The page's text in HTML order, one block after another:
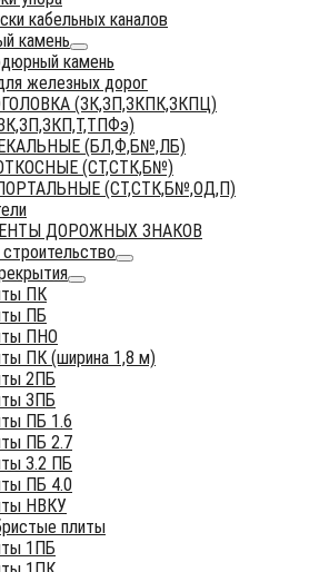
кабельных каналов
камень
камень
железных дорог
(ЗК,ЗП,ЗКПК,ЗКПЦ)
(БЛ,Ф,Б№,ЛБ)
(СТ,СТК,Б№)
(СТ,СТК,Б№,ОД,П)
ДОРОЖНЫХ ЗНАКОВ
ПК
ПБ
ПНО
ПК (ширина 1,8 м)
2ПБ
3ПБ
ПБ 1.6
ПБ 2.7
3.2 ПБ
ПБ 4.0
НВКУ
плиты
1ПБ